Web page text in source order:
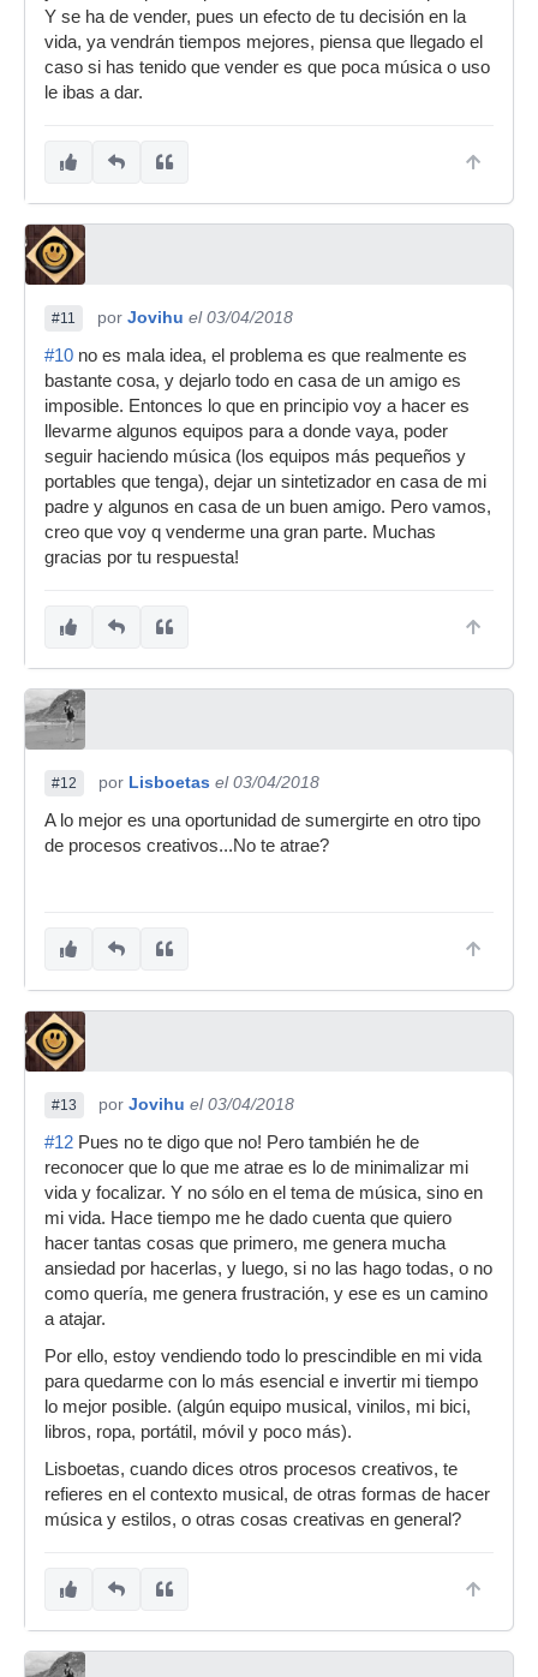
Y se ha de vender, pues un efecto de tu decisión en la
vida, ya vendrán tiempos mejores, piensa que llegado el
caso si has tenido que vender es que poca música o uso
le ibas a dar.
#11 por Jovihu el 03/04/2018
#10 no es mala idea, el problema es que realmente es
bastante cosa, y dejarlo todo en casa de un amigo es
imposible. Entonces lo que en principio voy a hacer es
llevarme algunos equipos para a donde vaya, poder
seguir haciendo música (los equipos más pequeños y
portables que tenga), dejar un sintetizador en casa de mi
padre y algunos en casa de un buen amigo. Pero vamos,
creo que voy q venderme una gran parte. Muchas
gracias por tu respuesta!
#12 por Lisboetas el 03/04/2018
A lo mejor es una oportunidad de sumergirte en otro tipo
de procesos creativos...No te atrae?
#13 por Jovihu el 03/04/2018
#12 Pues no te digo que no! Pero también he de
reconocer que lo que me atrae es lo de minimalizar mi
vida y focalizar. Y no sólo en el tema de música, sino en
mi vida. Hace tiempo me he dado cuenta que quiero
hacer tantas cosas que primero, me genera mucha
ansiedad por hacerlas, y luego, si no las hago todas, o no
como quería, me genera frustración, y ese es un camino
a atajar.
Por ello, estoy vendiendo todo lo prescindible en mi vida
para quedarme con lo más esencial e invertir mi tiempo
lo mejor posible. (algún equipo musical, vinilos, mi bici,
libros, ropa, portátil, móvil y poco más).
Lisboetas, cuando dices otros procesos creativos, te
refieres en el contexto musical, de otras formas de hacer
música y estilos, o otras cosas creativas en general?